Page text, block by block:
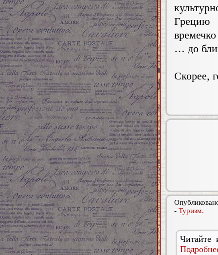
Грецию
… до
Скорее,
- Туризм.
Читайте